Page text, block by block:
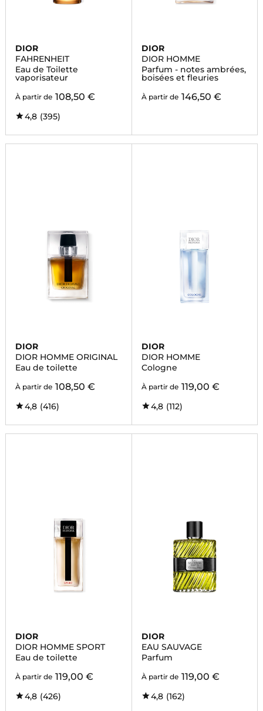
DIOR
FAHRENHEIT
Eau de Toilette
vaporisateur
À partir de 108,50 €
4,8 (395)
DIOR
DIOR HOMME
Parfum - notes ambrées,
boisées et fleuries
À partir de 146,50 €
DIOR
DIOR HOMME ORIGINAL
Eau de toilette
À partir de 108,50 €
4,8 (416)
DIOR
DIOR HOMME
Cologne
À partir de 119,00 €
4,8 (112)
DIOR
DIOR HOMME SPORT
Eau de toilette
À partir de 119,00 €
4,8 (426)
DIOR
EAU SAUVAGE
Parfum
À partir de 119,00 €
4,8 (162)